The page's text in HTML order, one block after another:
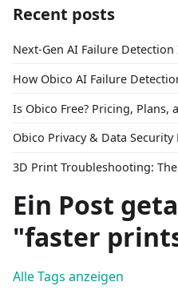
Recent posts
Next-Gen AI Failure Detection
How Obico AI Failure
Is Obico Free? Pricing, Plans,
Obico Privacy & Data Security
Ein Post
"faster
Alle Tags anzeigen